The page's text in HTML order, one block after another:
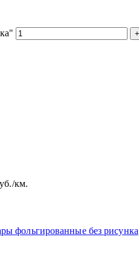
км.
фольгированные без рисунка